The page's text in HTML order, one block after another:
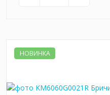
НОВИНКА